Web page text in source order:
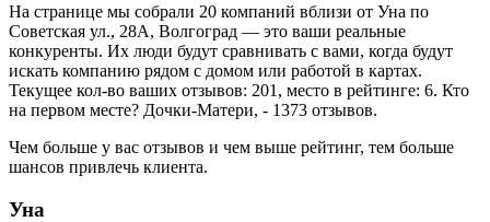
На странице мы собрали 20 компаний вблизи от Уна по
Советская ул., 28А, Волгоград — это ваши реальные
конкуренты. Их люди будут сравнивать с вами, когда будут
искать компанию рядом с домом или работой в картах.
Текущее кол-во ваших отзывов: 201, место в рейтинге: 6. Кто
на первом месте? Дочки-Матери, - 1373 отзывов.
Чем больше у вас отзывов и чем выше рейтинг, тем больше
шансов привлечь клиента.
Уна